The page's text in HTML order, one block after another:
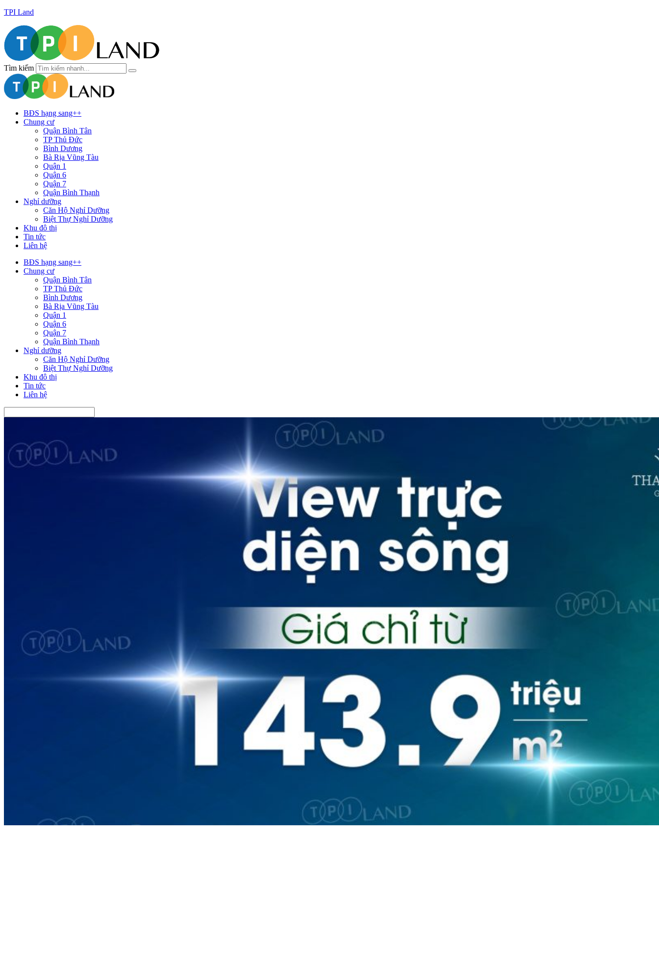
TPI Land
Tìm kiếm
BĐS hạng sang++
Chung cư
Quận Bình Tân
TP Thủ Đức
Bình Dương
Bà Rịa Vũng Tàu
Quận 1
Quận 6
Quận 7
Quận Bình Thạnh
Nghỉ dưỡng
Căn Hộ Nghỉ Dưỡng
Biệt Thự Nghỉ Dưỡng
Khu đô thị
Tin tức
Liên hệ
BĐS hạng sang++
Chung cư
Quận Bình Tân
TP Thủ Đức
Bình Dương
Bà Rịa Vũng Tàu
Quận 1
Quận 6
Quận 7
Quận Bình Thạnh
Nghỉ dưỡng
Căn Hộ Nghỉ Dưỡng
Biệt Thự Nghỉ Dưỡng
Khu đô thị
Tin tức
Liên hệ